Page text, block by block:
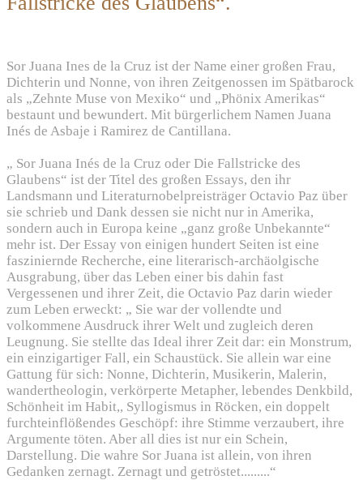
Sor Juana Ines de la Cruz ist der Name einer großen Frau,
Dichterin und Nonne, von ihren Zeitgenossen im Spätbarock
als „Zehnte Muse von Mexiko“ und „Phönix Amerikas“
bestaunt und bewundert. Mit bürgerlichem Namen Juana
Inés de Asbaje i Ramirez de Cantillana.
„ Sor Juana Inés de la Cruz oder Die Fallstricke des
Glaubens“ ist der Titel des großen Essays, den ihr
Landsmann und Literaturnobelpreisträger Octavio Paz über
sie schrieb und Dank dessen sie nicht nur in Amerika,
sondern auch in Europa keine „ganz große Unbekannte“
mehr ist. Der Essay von einigen hundert Seiten ist eine
fasziniernde Recherche, eine literarisch-archäolgische
Ausgrabung, über das Leben einer bis dahin fast
Vergessenen und ihrer Zeit, die Octavio Paz darin wieder
zum Leben erweckt: „ Sie war der vollendte und
volkommene Ausdruck ihrer Welt und zugleich deren
Leugnung. Sie stellte das Ideal ihrer Zeit dar: ein Monstrum,
ein einzigartiger Fall, ein Schaustück. Sie allein war eine
Gattung für sich: Nonne, Dichterin, Musikerin, Malerin,
wandertheologin, verkörperte Metapher, lebendes Denkbild,
Schönheit im Habit,, Syllogismus in Röcken, ein doppelt
furchteinflößendes Geschöpf: ihre Stimme verzaubert, ihre
Argumente töten. Aber all dies ist nur ein Schein,
Darstellung. Die wahre Sor Juana ist allein, von ihren
Gedanken zernagt. Zernagt und getröstet.........“